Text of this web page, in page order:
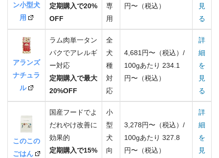
ン小型犬
用
定期購入で20%
OFF
専
用
円〜（税込）
見
る
アランズ
ナチュラ
ル
ラム肉単一タン
パクでアレルギ
ー対応
定期購入で最大
20%OFF
全
犬
種
対
応
4,681円〜（税込）/
100gあたり 234.1
円〜（税込）
詳
細
を
見
る
このこの
ごはん
国産フードでよ
だれやけ改善に
効果的
定期購入で15%
小
型
犬
向
3,278円〜（税込）/
100gあたり 327.8
円〜（税込）
詳
細
を
見